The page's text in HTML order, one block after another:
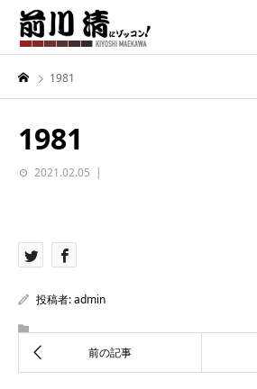
1981
1981
2021.02.05
投稿者:admin